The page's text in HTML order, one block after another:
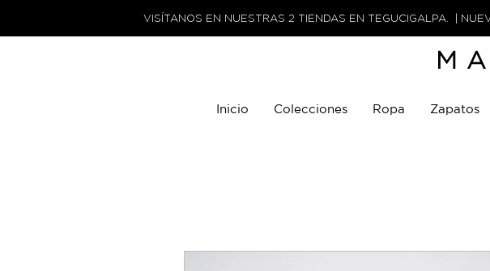
VISÍTANOS EN NUESTRAS 2 TIENDAS EN TEGUCIGALPA. |
Inicio Colecciones Ropa Zapatos